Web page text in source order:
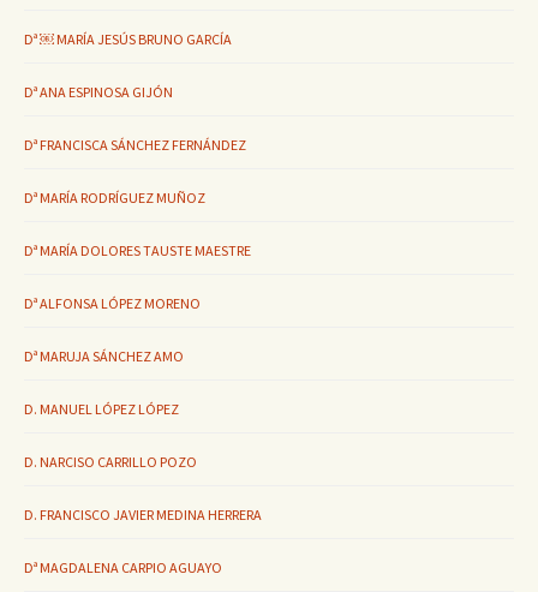
Dª ￼ MARÍA JESÚS BRUNO GARCÍA
Dª ANA ESPINOSA GIJÓN
Dª FRANCISCA SÁNCHEZ FERNÁNDEZ
Dª MARÍA RODRÍGUEZ MUÑOZ
Dª MARÍA DOLORES TAUSTE MAESTRE
Dª ALFONSA LÓPEZ MORENO
Dª MARUJA SÁNCHEZ AMO
D. MANUEL LÓPEZ LÓPEZ
D. NARCISO CARRILLO POZO
D. FRANCISCO JAVIER MEDINA HERRERA
Dª MAGDALENA CARPIO AGUAYO